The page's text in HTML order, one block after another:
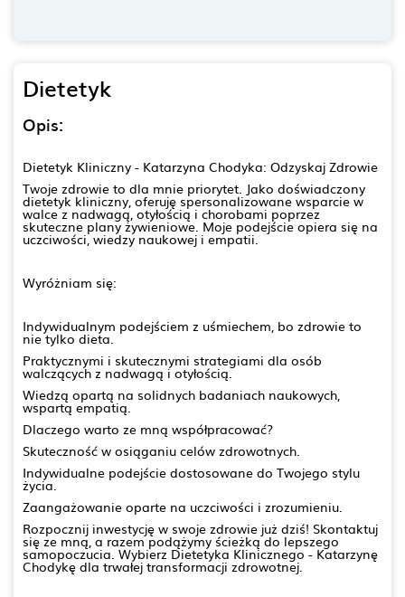
Dietetyk
Opis:
Dietetyk Kliniczny - Katarzyna Chodyka: Odzyskaj Zdrowie
Twoje zdrowie to dla mnie priorytet. Jako doświadczony
dietetyk kliniczny, oferuję spersonalizowane wsparcie w
walce z nadwagą, otyłością i chorobami poprzez
skuteczne plany żywieniowe. Moje podejście opiera się na
uczciwości, wiedzy naukowej i empatii.
Wyróżniam się:
Indywidualnym podejściem z uśmiechem, bo zdrowie to
nie tylko dieta.
Praktycznymi i skutecznymi strategiami dla osób
walczących z nadwagą i otyłością.
Wiedzą opartą na solidnych badaniach naukowych,
wspartą empatią.
Dlaczego warto ze mną współpracować?
Skuteczność w osiąganiu celów zdrowotnych.
Indywidualne podejście dostosowane do Twojego stylu
życia.
Zaangażowanie oparte na uczciwości i zrozumieniu.
Rozpocznij inwestycję w swoje zdrowie już dziś! Skontaktuj
się ze mną, a razem podążymy ścieżką do lepszego
samopoczucia. Wybierz Dietetyka Klinicznego - Katarzynę
Chodykę dla trwałej transformacji zdrowotnej.